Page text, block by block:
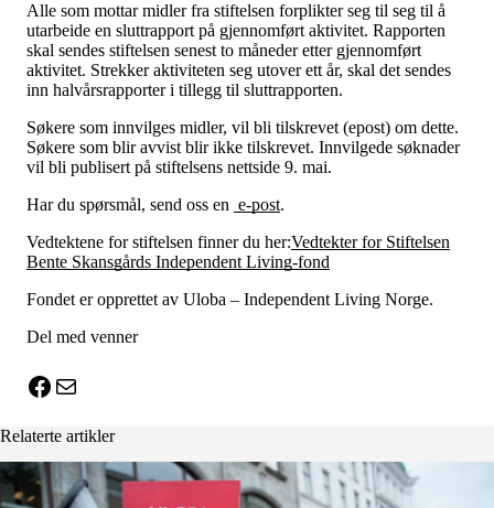
Alle som mottar midler fra stiftelsen forplikter seg til seg til å
utarbeide en sluttrapport på gjennomført aktivitet. Rapporten
skal sendes stiftelsen senest to måneder etter gjennomført
aktivitet. Strekker aktiviteten seg utover ett år, skal det sendes
inn halvårsrapporter i tillegg til sluttrapporten.
Søkere som innvilges midler, vil bli tilskrevet (epost) om dette.
Søkere som blir avvist blir ikke tilskrevet. Innvilgede søknader
vil bli publisert på stiftelsens nettside 9. mai.
Har du spørsmål, send oss en e-post.
Vedtektene for stiftelsen finner du her:Vedtekter for Stiftelsen
Bente Skansgårds Independent Living-fond
Fondet er opprettet av Uloba – Independent Living Norge.
Del med venner
X
Facebook
E-post
Relaterte artikler